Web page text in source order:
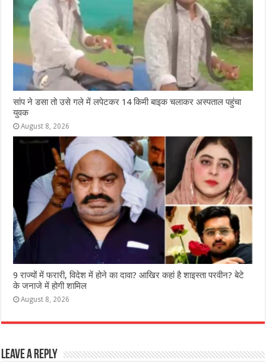
सांप ने डसा तो उसे गले में लपेटकर 14 किमी बाइक चलाकर अस्पताल पहुंचा
युवक
August 8, 2026
9 राज्‍यों में फरारी, व‍िदेश में होने का दावा? आख‍िर कहां है शाइस्‍ता परवीन? बेटे
के जनाजे में होगी शामिल
August 8, 2026
Leave a Reply